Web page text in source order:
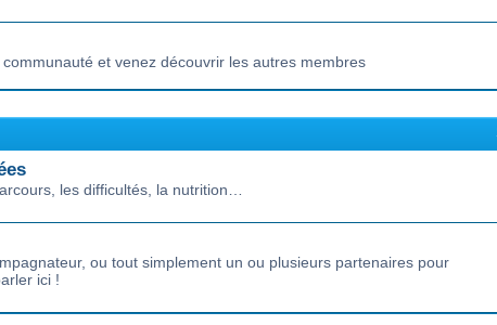
et venez découvrir les autres membres
les difficultés, la nutrition…
ou tout simplement un ou plusieurs partenaires pour
ici !